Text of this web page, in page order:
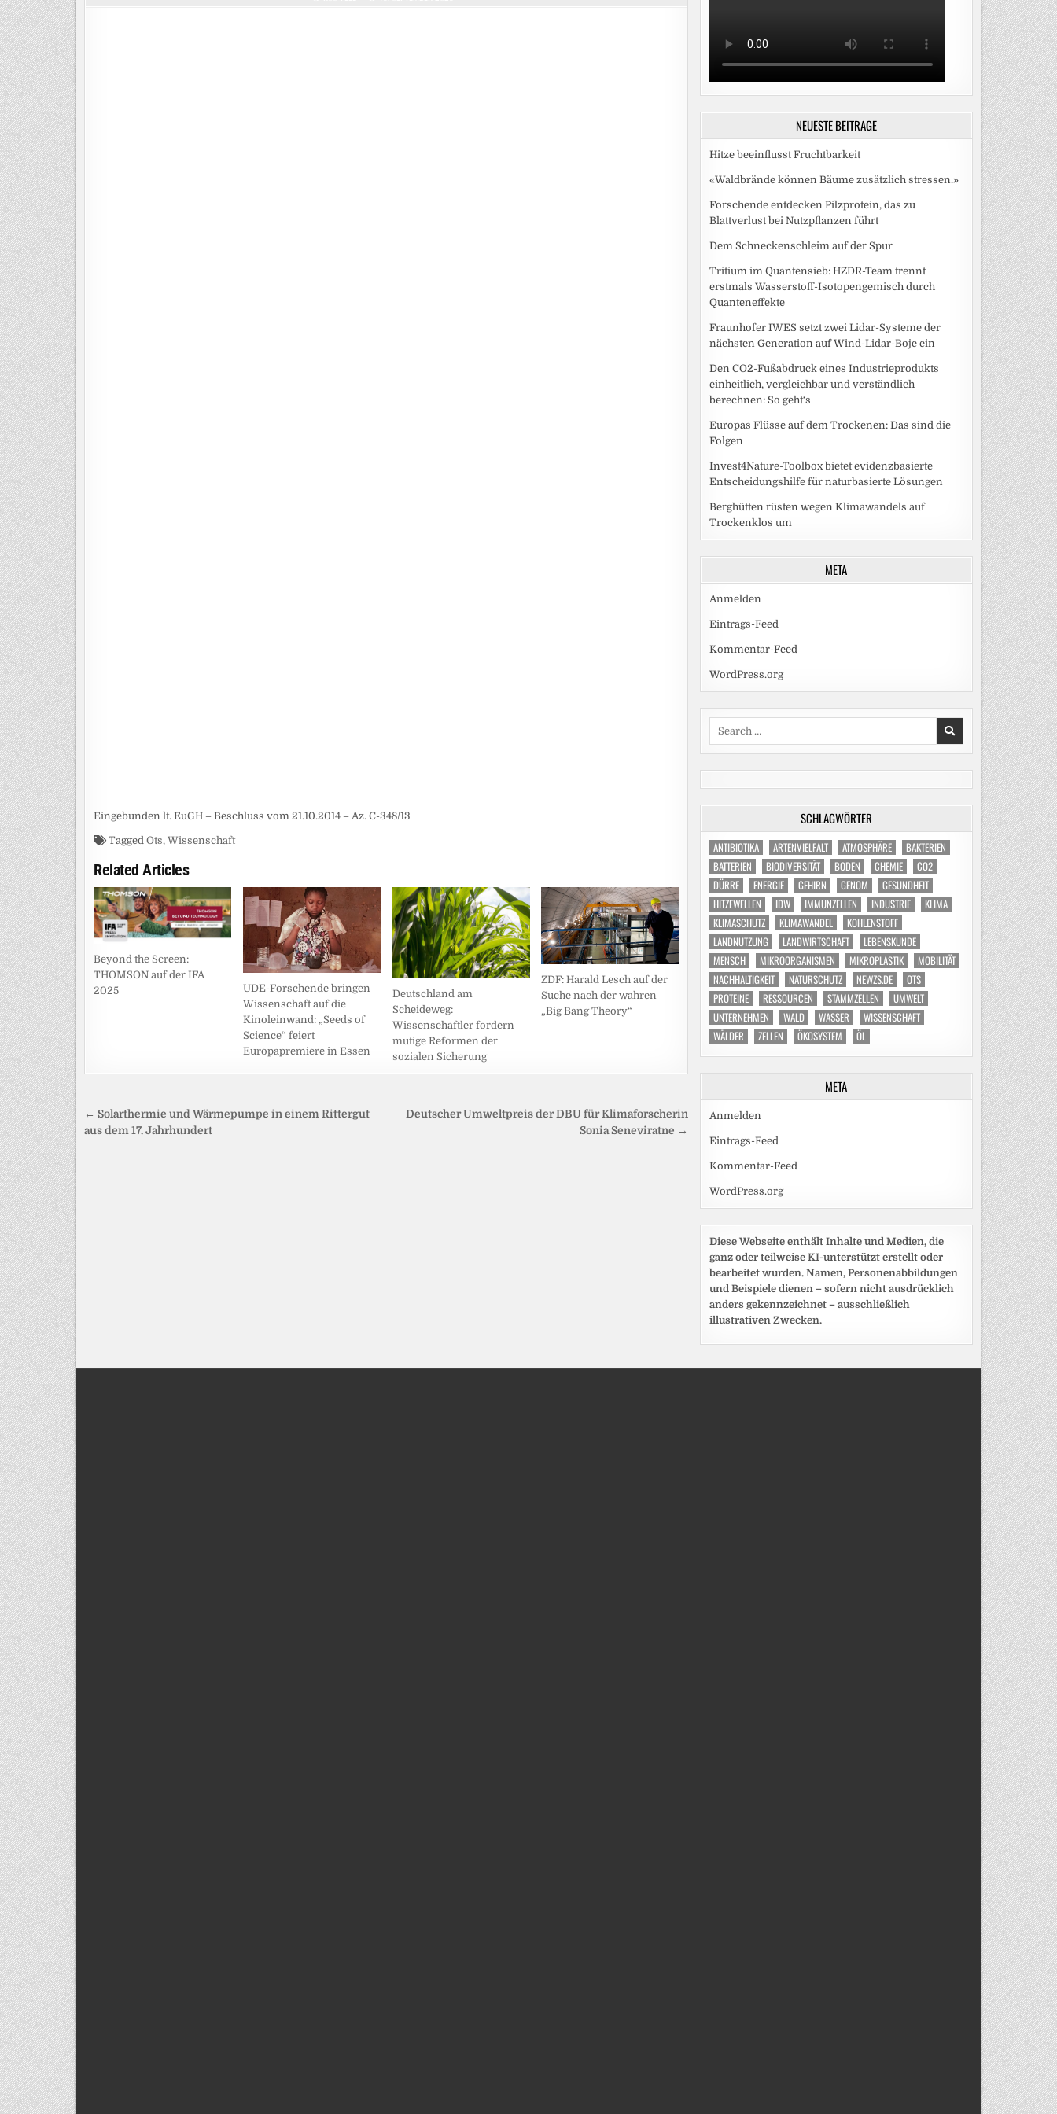
Eingebunden lt. EuGH – Beschluss vom 21.10.2014 – Az. C-348/13
Tagged Ots, Wissenschaft
Related Articles
Beyond the Screen:
THOMSON auf der IFA
2025
UDE-Forschende bringen
Wissenschaft auf die
Kinoleinwand: „Seeds of
Science“ feiert
Europapremiere in Essen
Deutschland am
Scheideweg:
Wissenschaftler fordern
mutige Reformen der
sozialen Sicherung
ZDF: Harald Lesch auf der
Suche nach der wahren
„Big Bang Theory“
Beitragsnavigation
Deutscher Umweltpreis der DBU für Klimaforscherin
Sonia Seneviratne →
← Solarthermie und Wärmepumpe in einem Rittergut
aus dem 17. Jahrhundert
NEUESTE BEITRÄGE
Hitze beeinflusst Fruchtbarkeit
«Waldbrände können Bäume zusätzlich stressen.»
Forschende entdecken Pilzprotein, das zu
Blattverlust bei Nutzpflanzen führt
Dem Schneckenschleim auf der Spur
Tritium im Quantensieb: HZDR-Team trennt
erstmals Wasserstoff-Isotopengemisch durch
Quanteneffekte
Fraunhofer IWES setzt zwei Lidar-Systeme der
nächsten Generation auf Wind-Lidar-Boje ein
Den CO2-Fußabdruck eines Industrieprodukts
einheitlich, vergleichbar und verständlich
berechnen: So geht‘s
Europas Flüsse auf dem Trockenen: Das sind die
Folgen
Invest4Nature-Toolbox bietet evidenzbasierte
Entscheidungshilfe für naturbasierte Lösungen
Berghütten rüsten wegen Klimawandels auf
Trockenklos um
META
Anmelden
Eintrags-Feed
Kommentar-Feed
WordPress.org
SCHLAGWÖRTER
ANTIBIOTIKA ARTENVIELFALT ATMOSPHÄRE
BAKTERIEN
BATTERIEN
BIODIVERSITÄT BODEN CHEMIE
CO2
DÜRRE
ENERGIE GEHIRN GENOM
GESUNDHEIT
HITZEWELLEN
IDW IMMUNZELLEN INDUSTRIE
KLIMA
KLIMASCHUTZ
KLIMAWANDEL
KOHLENSTOFF
LANDNUTZUNG
LANDWIRTSCHAFT
LEBENSKUNDE
MENSCH
MIKROORGANISMEN MIKROPLASTIK
MOBILITÄT
NACHHALTIGKEIT
NATURSCHUTZ NEWZS.DE
OTS
PROTEINE
RESSOURCEN STAMMZELLEN
UMWELT
UNTERNEHMEN
WALD WASSER
WISSENSCHAFT
WÄLDER
ZELLEN ÖKOSYSTEM ÖL
META
Anmelden
Eintrags-Feed
Kommentar-Feed
WordPress.org
Diese Webseite enthält Inhalte und Medien, die
ganz oder teilweise KI-unterstützt erstellt oder
bearbeitet wurden. Namen, Personenabbildungen
und Beispiele dienen – sofern nicht ausdrücklich
anders gekennzeichnet – ausschließlich
illustrativen Zwecken.